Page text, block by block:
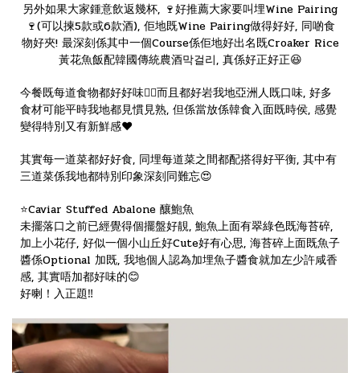
另外如果大家鍾意飲返幾杯, 🍷好推薦大家要叫埋Wine Pairing
🍷(可以揀5款或6款酒), 佢地既Wine Pairing做得好好, 同啲食
物好夾! 最深刻係其中一個Course係佢地好出名既Croaker Rice
黃花魚飯配韓國傳統農酒막걸리, 真係好正好正😆
今餐既每道食物都好好味👍🏻而且都好岩我地亞洲人既口味, 好多
食材可能平時我地都見慣見熟, 但係當放係韓食入面既時侯, 感覺
變得特別又有新鮮感❤️
其實每一道菜都好好食, 同埋每道菜之間都配搭得好平衡, 其中有
三道菜係我地都特別印象深刻同難忘😍
⭐️Caviar Stuffed Abalone 釀鮑魚
未擺落口之前已經覺得個擺盤好靚, 鮑魚上面有翠綠色既海苔碎,
加上小花仔, 好似一個小山丘好Cute好有心思, 海苔碎上面既魚子
醬係Optional 加既, 我地個人認為加埋魚子醬食就加左少許咸香
感, 其實唔加都好味的😊
好喇！入正題‼️